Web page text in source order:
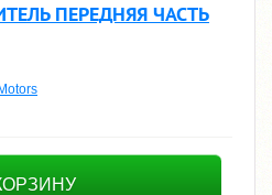
ПЕРЕДНЯЯ ЧАСТЬ